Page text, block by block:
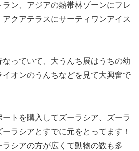
ン、アジアの熱帯林ゾーンにフレ
アクアテラスにサーティワンアイス
っていて、大うんち展はうちの幼
イオンのうんちなどを見て大興奮で
トを購入してズーラシア、ズーラ
ラシアとすでに元をとってます！
シアの方が広くて動物の数も多